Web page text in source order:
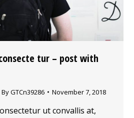
tur – post with
ByGTCn39286 November 7, 2018
ut convallis at,